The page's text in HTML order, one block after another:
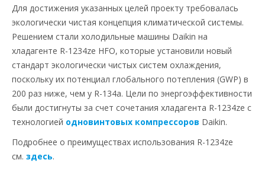
Для достижения указанных целей проекту требовалась
экологически чистая концепция климатической системы.
Решением стали холодильные машины Daikin на
хладагенте R-1234ze HFO, которые установили новый
стандарт экологически чистых систем охлаждения,
поскольку их потенциал глобального потепления (GWP) в
200 раз ниже, чем у R-134a. Цели по энергоэффективности
были достигнуты за счет сочетания хладагента R-1234ze с
технологией одновинтовых компрессоров Daikin.
Подробнее о преимуществах использования R-1234ze
см. здесь.